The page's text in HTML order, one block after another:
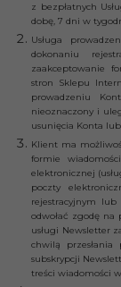
z bezpłatnych
dobę, 7 dni w
Usługa
dokonaniu
zaakceptowanie
stron Sklepu
prowadzeniu
nieoznaczony i
usunięcia Konta
Klient ma
formie
elektronicznej
poczty
rejestracyjnym
odwołać zgodę na
usługi Newsletter
chwilą
subskrypcji
treści wiadomości